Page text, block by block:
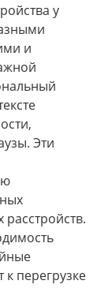
у
и
Эти
расстройств.
перегрузке